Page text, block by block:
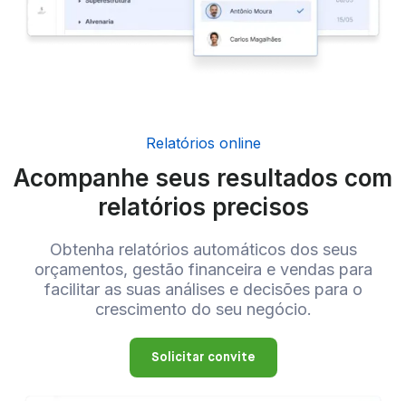
Relatórios online
Acompanhe seus resultados com
relatórios precisos
Obtenha relatórios automáticos dos seus
orçamentos, gestão financeira e vendas para
facilitar as suas análises e decisões para o
crescimento do seu negócio.
Solicitar convite